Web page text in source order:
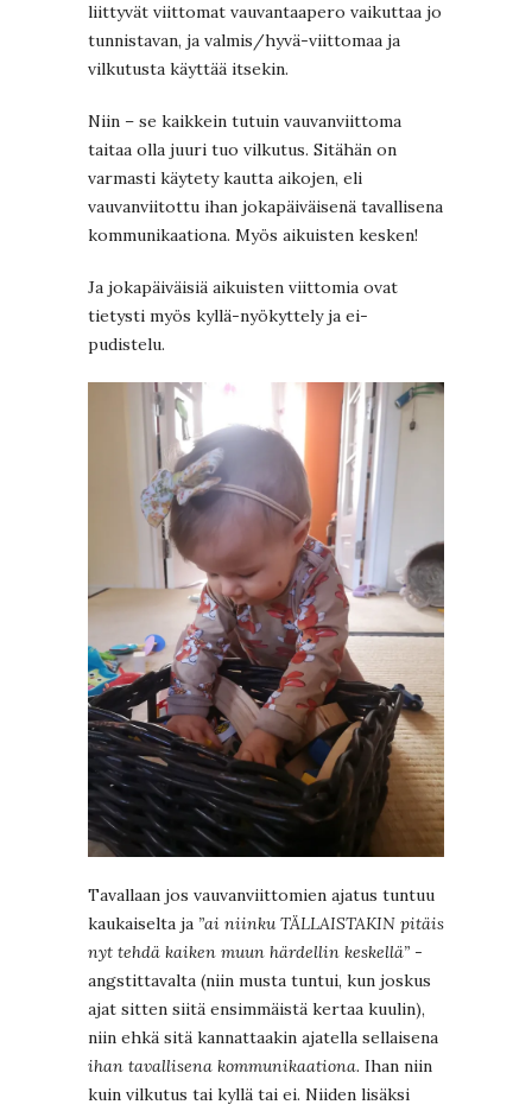
liittyvät viittomat vauvantaapero vaikuttaa jo
tunnistavan, ja valmis/hyvä-viittomaa ja
vilkutusta käyttää itsekin.
Niin – se kaikkein tutuin vauvanviittoma
taitaa olla juuri tuo vilkutus. Sitähän on
varmasti käytety kautta aikojen, eli
vauvanviitottu ihan jokapäiväisenä tavallisena
kommunikaationa. Myös aikuisten kesken!
Ja jokapäiväisiä aikuisten viittomia ovat
tietysti myös kyllä-nyökyttely ja ei-
pudistelu.
Tavallaan jos vauvanviittomien ajatus tuntuu
kaukaiselta ja ”ai niinku TÄLLAISTAKIN pitäis
nyt tehdä kaiken muun härdellin keskellä” -
angstittavalta (niin musta tuntui, kun joskus
ajat sitten siitä ensimmäistä kertaa kuulin),
niin ehkä sitä kannattaakin ajatella sellaisena
ihan tavallisena kommunikaationa. Ihan niin
kuin vilkutus tai kyllä tai ei. Niiden lisäksi